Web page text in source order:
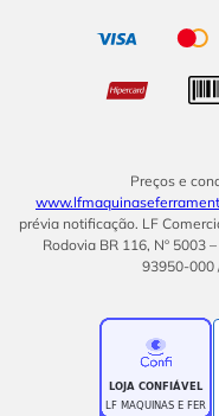
Preços e
prévia notificação. LF
Rodovia BR 116, Nº 5003
93950-000